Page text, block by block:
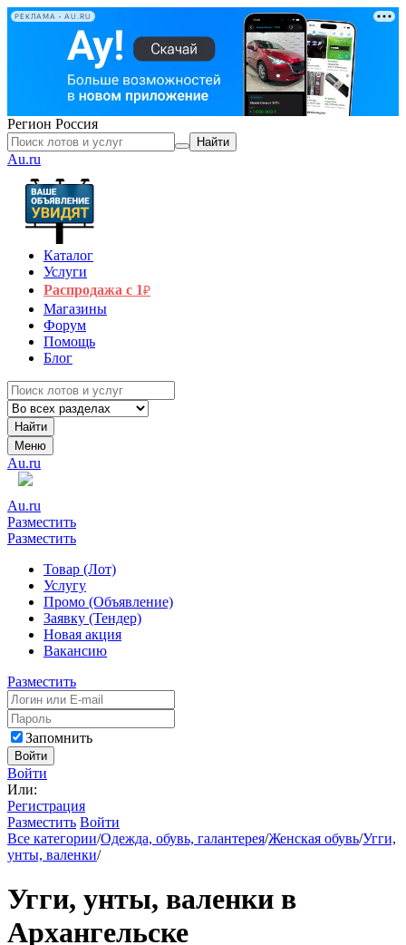
РЕКЛАМА • AU.RU
Регион Россия
Найти
Au.ru
Каталог
Услуги
Распродажа с 1₽
Магазины
Форум
Помощь
Блог
Найти
Меню
Au.ru
Au.ru
Разместить
Разместить
Товар (Лот)
Услугу
Промо (Объявление)
Заявку (Тендер)
Новая акция
Вакансию
Разместить
Запомнить
Войти
Войти
Или:
Регистрация
Разместить Войти
Все категории/Одежда, обувь, галантерея/Женская обувь/Угги,
унты, валенки/
Угги, унты, валенки в
Архангельске